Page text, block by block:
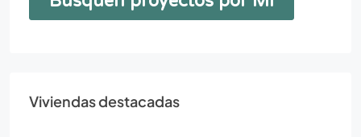
Viviendas destacadas